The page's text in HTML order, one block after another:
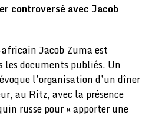
controversé avec Jacob
Jacob Zuma est
documents publiés. Un
l’organisation d’un dîner
au Ritz, avec la présence
russe pour « apporter une